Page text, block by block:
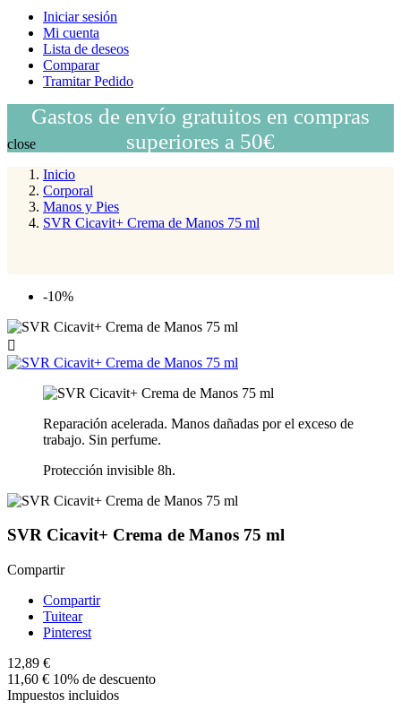
Iniciar sesión
Mi cuenta
Lista de deseos
Comparar
Tramitar Pedido
Gastos de envío gratuitos en compras
superiores a 50€
close
Inicio
Corporal
Manos y Pies
SVR Cicavit+ Crema de Manos 75 ml
-10%

Reparación acelerada. Manos dañadas por el exceso de
trabajo. Sin perfume.
Protección invisible 8h.
SVR Cicavit+ Crema de Manos 75 ml
Compartir
Compartir
Tuitear
Pinterest
12,89 €
11,60 € 10% de descuento
Impuestos incluidos